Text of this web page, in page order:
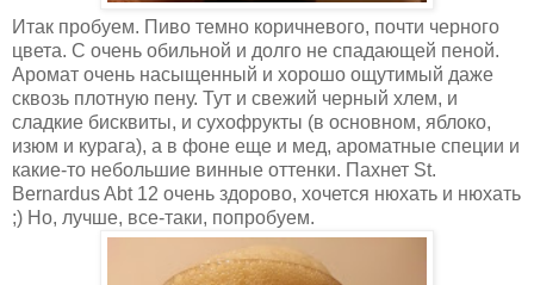
Итак пробуем. Пиво темно коричневого, почти черного
цвета. С очень обильной и долго не спадающей пеной.
Аромат очень насыщенный и хорошо ощутимый даже
сквозь плотную пену. Тут и свежий черный хлем, и
сладкие бисквиты, и сухофрукты (в основном, яблоко,
изюм и курага), а в фоне еще и мед, ароматные специи и
какие-то небольшие винные оттенки. Пахнет St.
Bernardus Abt 12 очень здорово, хочется нюхать и нюхать
;) Но, лучше, все-таки, попробуем.